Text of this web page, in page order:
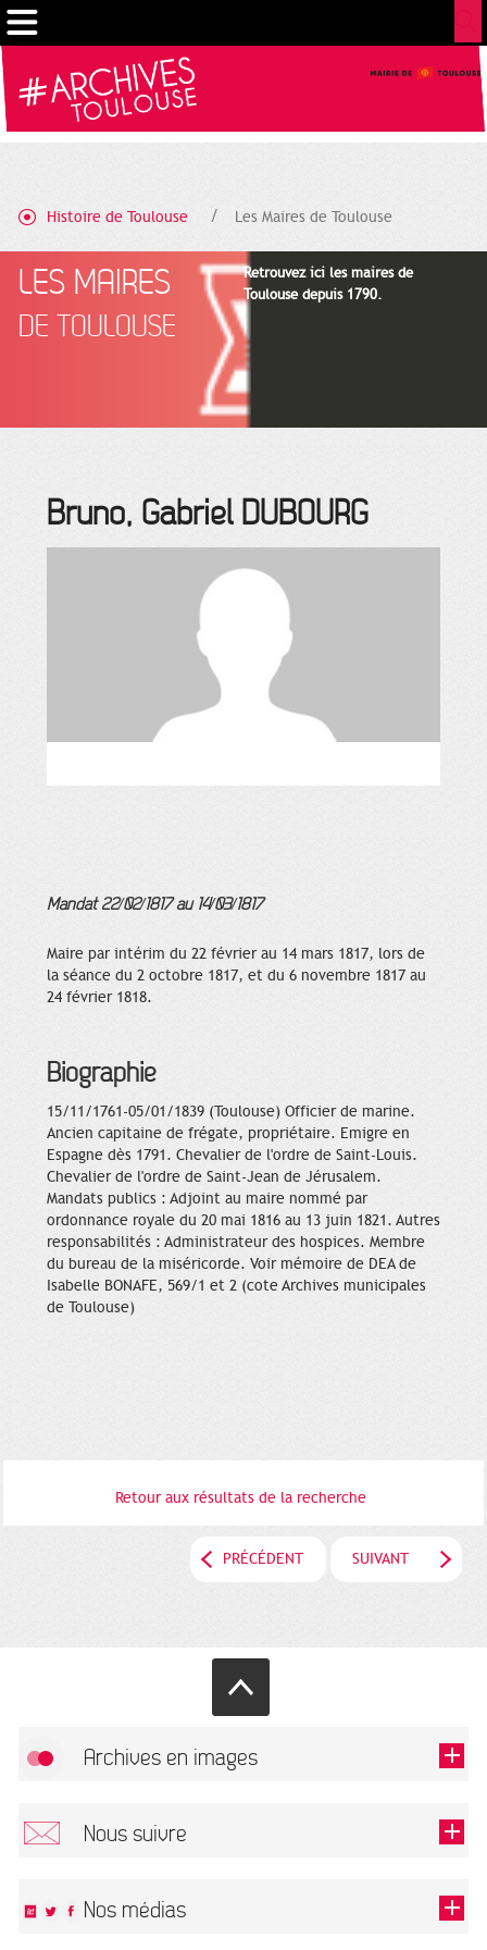
Histoire de Toulouse Les Maires de Toulouse
LES MAIRES
DE TOULOUSE
Retrouvez ici les maires de
Toulouse depuis 1790.
Bruno, Gabriel DUBOURG
Mandat 22/02/1817 au 14/03/1817
Maire par intérim du 22 février au 14 mars 1817, lors de
la séance du 2 octobre 1817, et du 6 novembre 1817 au
24 février 1818.
Biographie
15/11/1761-05/01/1839 (Toulouse) Officier de marine.
Ancien capitaine de frégate, propriétaire. Emigre en
Espagne dès 1791. Chevalier de l'ordre de Saint-Louis.
Chevalier de l'ordre de Saint-Jean de Jérusalem.
Mandats publics : Adjoint au maire nommé par
ordonnance royale du 20 mai 1816 au 13 juin 1821. Autres
responsabilités : Administrateur des hospices. Membre
du bureau de la miséricorde. Voir mémoire de DEA de
Isabelle BONAFE, 569/1 et 2 (cote Archives municipales
de Toulouse)
Retour aux résultats de la recherche
PRÉCÉDENT SUIVANT
Archives en images
Nous suivre
Nos médias
Gestion de vos préférences sur les cookies